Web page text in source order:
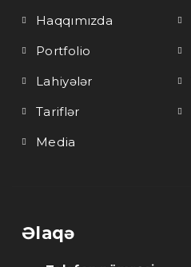
Haqqımızda
Portfolio
Lahiyələr
Tariflər
Media
Əlaqə